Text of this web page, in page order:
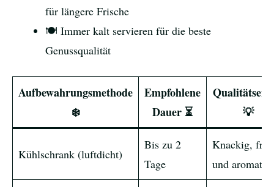
für längere Frische
🍽️ Immer kalt servieren für die beste
Genussqualität
Aufbewahrungsmethode
❄️
Empfohlene
Dauer ⏳
💡
Kühlschrank (luftdicht)
Bis zu 2
Tage
Knackig,
und